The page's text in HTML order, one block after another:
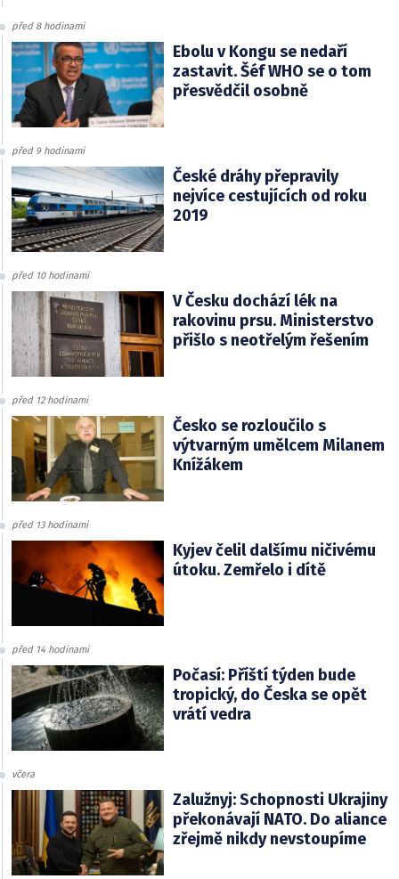
před 8 hodinami
Ebolu v Kongu se nedaří
zastavit. Šéf WHO se o tom
přesvědčil osobně
před 9 hodinami
České dráhy přepravily
nejvíce cestujících od roku
2019
před 10 hodinami
V Česku dochází lék na
rakovinu prsu. Ministerstvo
přišlo s neotřelým řešením
před 12 hodinami
Česko se rozloučilo s
výtvarným umělcem Milanem
Knížákem
před 13 hodinami
Kyjev čelil dalšímu ničivému
útoku. Zemřelo i dítě
před 14 hodinami
Počasí: Příští týden bude
tropický, do Česka se opět
vrátí vedra
včera
Zalužnyj: Schopnosti Ukrajiny
překonávají NATO. Do aliance
zřejmě nikdy nevstoupíme